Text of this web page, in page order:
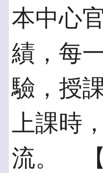
本中心
績，每
驗，授
上課時
流。